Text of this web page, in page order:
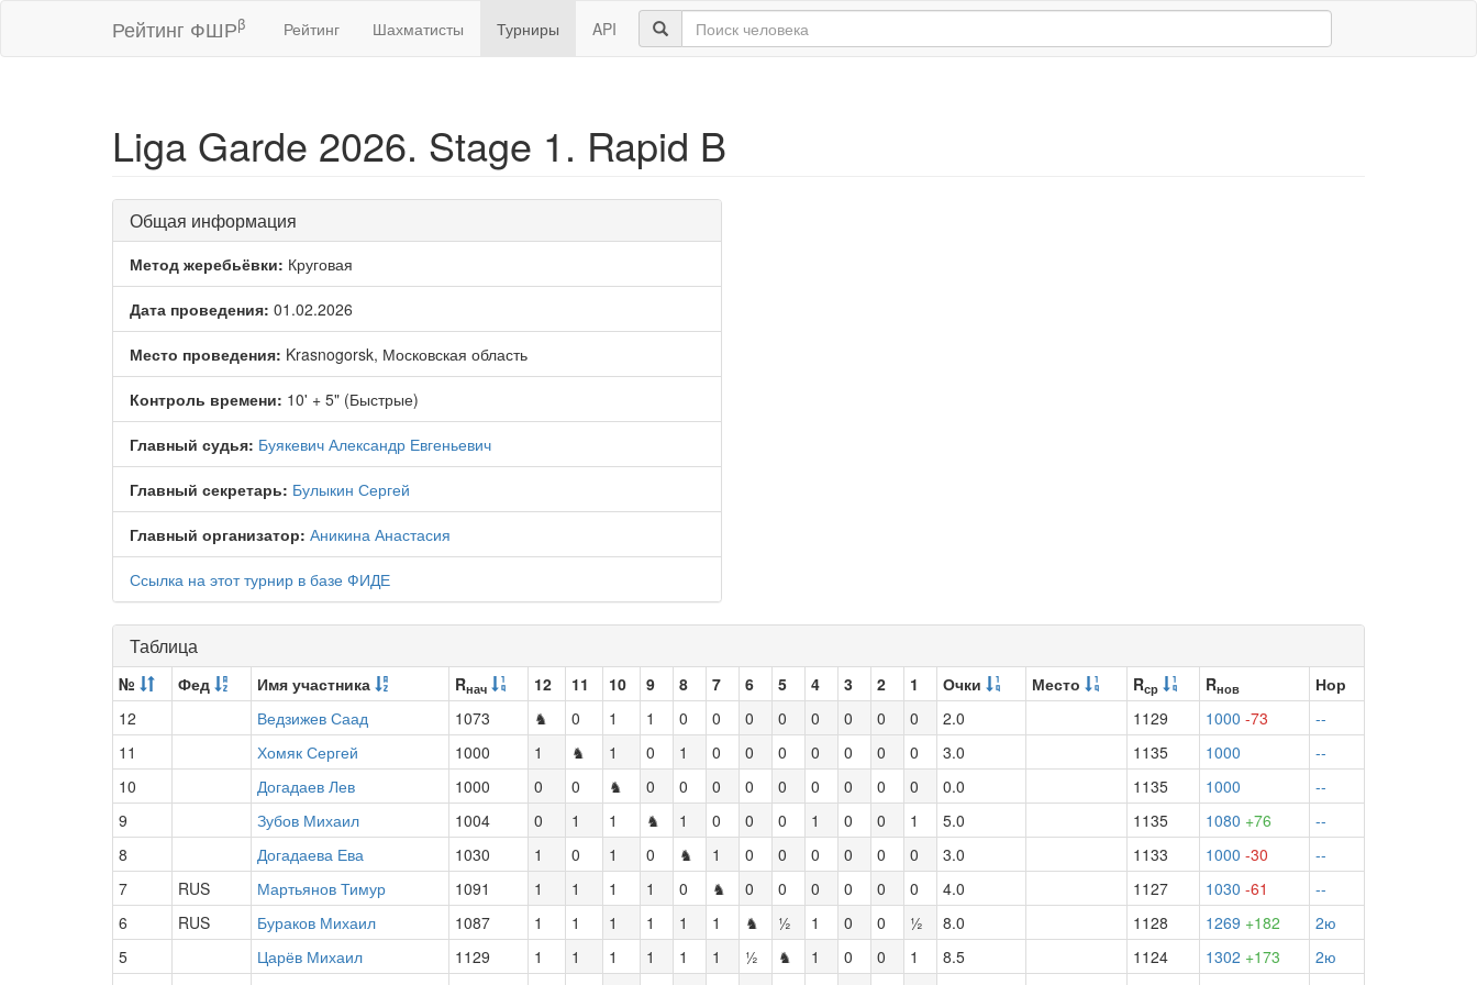
Рейтинг ФШРβ Рейтинг Шахматисты Турниры API
Liga Garde 2026. Stage 1. Rapid B
Общая информация
Метод жеребьёвки: Круговая
Дата проведения: 01.02.2026
Место проведения: Krasnogorsk, Московская область
Контроль времени: 10' + 5" (Быстрые)
Главный судья: Буякевич Александр Евгеньевич
Главный секретарь: Булыкин Сергей
Главный организатор: Аникина Анастасия
Ссылка на этот турнир в базе ФИДЕ
Таблица
№ Фед Имя участника Rнач 12 11 10 9 8 7 6 5 4 3 2 1 Очки Место Rср Rнов
Нор
12
Ведзижев Саад 1073 ♞ 0 1 1 0 0 0 0 0 0 0 0 2.0 1129 1000 -73
--
11
Хомяк Сергей 1000 1 ♞ 1 0 1 0 0 0 0 0 0 0 3.0 1135 1000
--
10
Догадаев Лев 1000 0 0 ♞ 0 0 0 0 0 0 0 0 0 0.0 1135 1000
--
9
Зубов Михаил 1004 0 1 1 ♞ 1 0 0 0 1 0 0 1 5.0 1135 1080 +76
--
8
Догадаева Ева 1030 1 0 1 0 ♞ 1 0 0 0 0 0 0 3.0 1133 1000 -30
--
7
RUS Мартьянов Тимур 1091 1 1 1 1 0 ♞ 0 0 0 0 0 0 4.0 1127 1030 -61
--
6
RUS Бураков Михаил 1087 1 1 1 1 1 1 ♞ ½ 1 0 0 ½ 8.0 1128 1269 +182
2ю
5
Царёв Михаил 1129 1 1 1 1 1 1 ½ ♞ 1 0 0 1 8.5 1124 1302 +173
2ю